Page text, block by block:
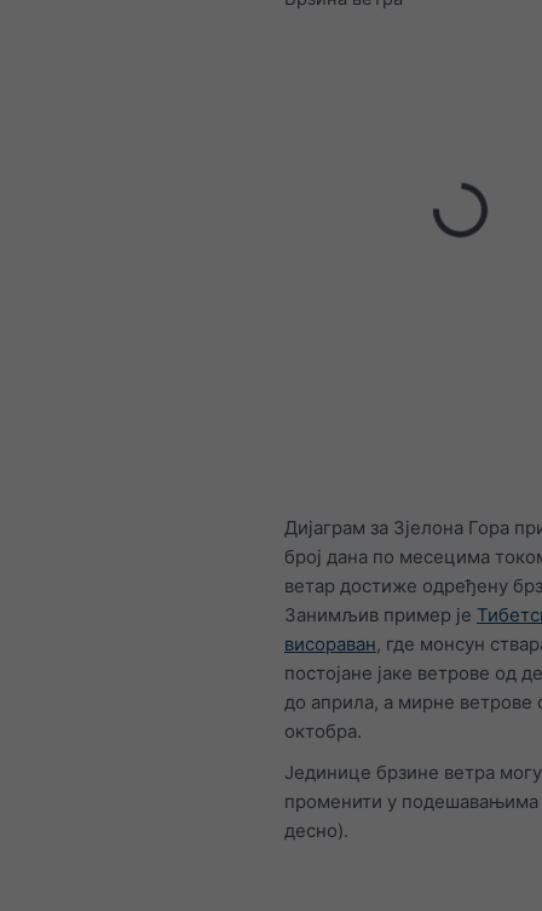
Дијаграм за Зјелона Гора
број дана по месецима
ветар достиже одређену
Занимљив пример је
висораван, где монсун
постојане јаке ветрове од
до априла, а мирне ветрове
октобра.
Јединице брзине ветра
променити у подешавањима
десно).